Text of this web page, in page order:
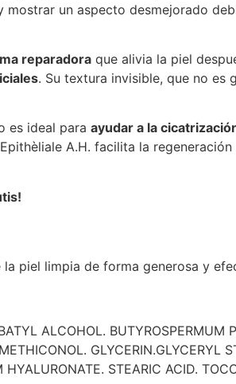
mostrar un aspecto desmejorado
reparadora que alivia la piel
. Su textura invisible, que no es
es ideal para ayudar a la
A.H. facilita la
piel limpia de forma generosa y
ALCOHOL. BUTYROSPERMUM
GLYCERIN.GLYCERYL
HYALURONATE. STEARIC ACID.